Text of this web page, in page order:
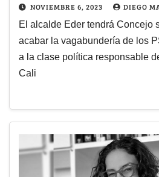
NOVIEMBRE 6, 2023 DIEGO
El alcalde Eder tendrá Concejo
acabar la vagabundería de los
a la clase política responsable
Cali